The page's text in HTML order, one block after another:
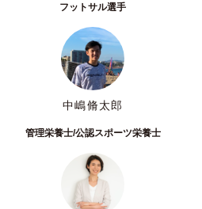
フットサル選手
中嶋脩太郎
管理栄養士/公認スポーツ栄養士